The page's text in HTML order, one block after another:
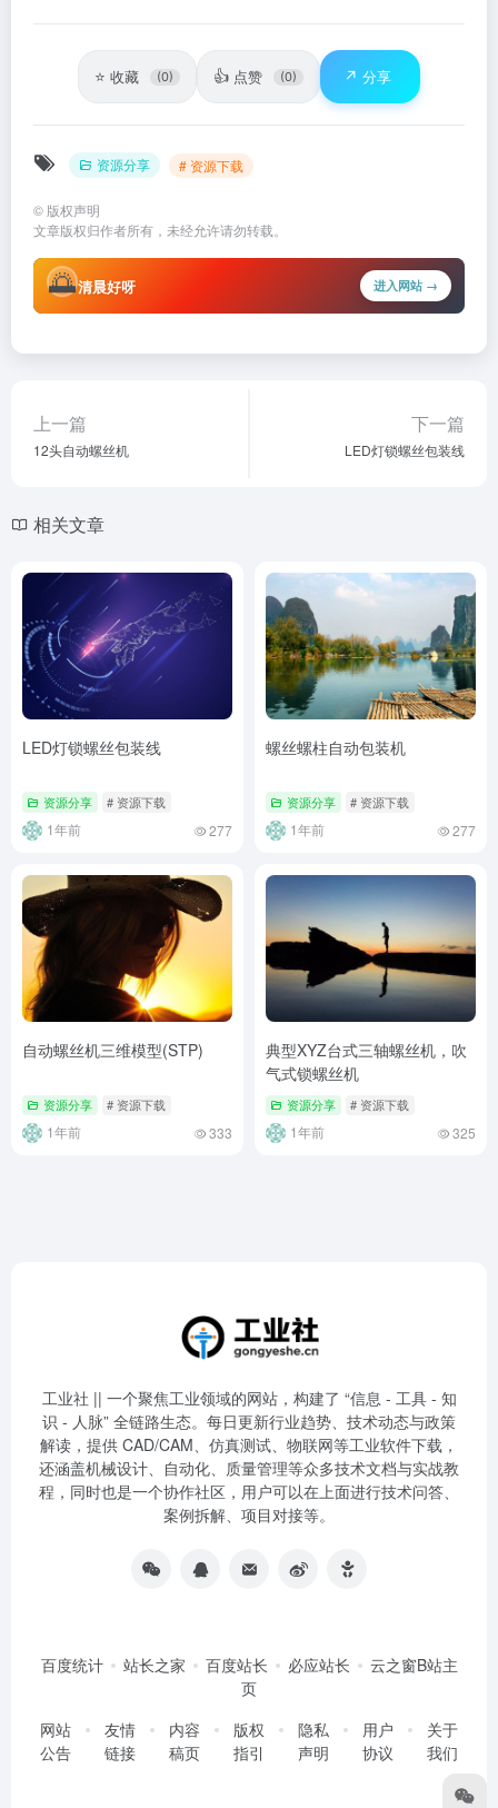
⭐ 收藏 (0) 👍 点赞 (0) ↗️ 分享
资源分享 # 资源下载
© 版权声明
文章版权归作者所有，未经允许请勿转载。
🌅清晨好呀 进入网站 →
上一篇
12头自动螺丝机
下一篇
LED灯锁螺丝包装线
相关文章
LED灯锁螺丝包装线
资源分享 # 资源下载
1年前 277
螺丝螺柱自动包装机
资源分享 # 资源下载
1年前 277
自动螺丝机三维模型(STP)
资源分享 # 资源下载
1年前 333
典型XYZ台式三轴螺丝机，吹
气式锁螺丝机
资源分享 # 资源下载
1年前 325
工业社 || 一个聚焦工业领域的网站，构建了 “信息 - 工具 - 知
识 - 人脉” 全链路生态。每日更新行业趋势、技术动态与政策
解读，提供 CAD/CAM、仿真测试、物联网等工业软件下载，
还涵盖机械设计、自动化、质量管理等众多技术文档与实战教
程，同时也是一个协作社区，用户可以在上面进行技术问答、
案例拆解、项目对接等。
百度统计 站长之家 百度站长 必应站长
云之窗B站主
页
网站
公告
友情
链接
内容
稿页
版权
指引
隐私
声明
用户
协议
关于
我们